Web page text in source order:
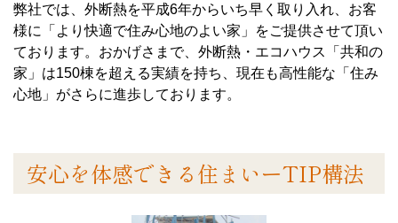
弊社では、外断熱を平成6年からいち早く取り入れ、お客
様に「より快適で住み心地のよい家」をご提供させて頂い
ております。おかげさまで、外断熱・エコハウス「共和の
家」は150棟を超える実績を持ち、現在も高性能な「住み
心地」がさらに進歩しております。
安心を体感できる住まいーTIP構法